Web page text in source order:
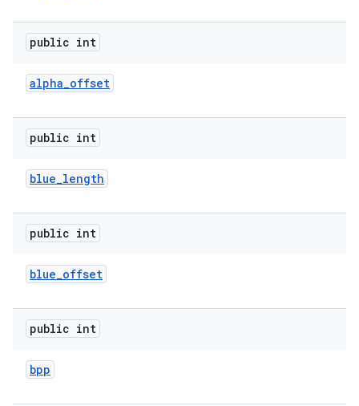
public int
alpha_offset
public int
blue_length
public int
blue_offset
public int
bpp